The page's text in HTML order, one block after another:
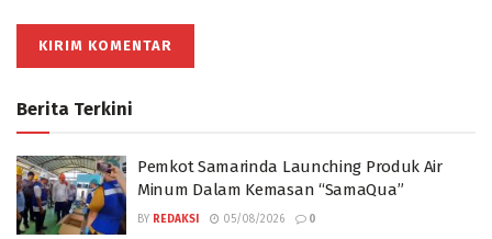
Berita Terkini
Pemkot Samarinda Launching Produk Air
Minum Dalam Kemasan “SamaQua”
BY REDAKSI 05/08/2026 0